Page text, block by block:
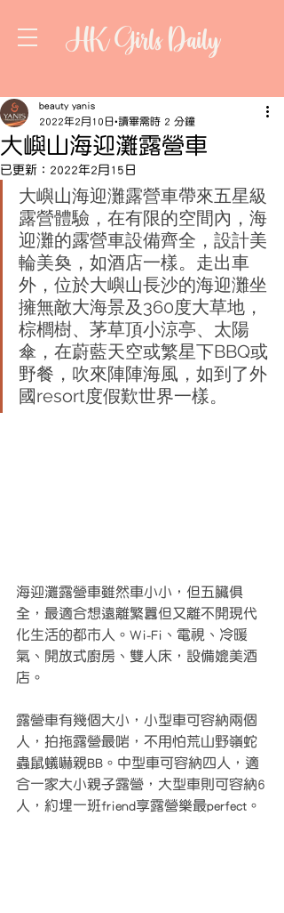
HK Girls Daily
大嶼山海迎灘露營車
beauty yanis
2022年2月10日 讀畢需時 2 分鐘
已更新： 2022年2月15日
大嶼山海迎灘露營車帶來五星級
露營體驗，在有限的空間內，海
迎灘的露營車設備齊全，設計美
輪美奐，如酒店一樣。走出車
外，位於大嶼山長沙的海迎灘坐
擁無敵大海景及360度大草地，
棕櫚樹、茅草頂小涼亭、太陽
傘，在蔚藍天空或繁星下BBQ或
野餐，吹來陣陣海風，如到了外
國resort度假歎世界一樣。
海迎灘露營車雖然車小小，但五臟俱
全，最適合想遠離繁囂但又離不開現代
化生活的都市人。Wi-Fi、電視、冷暖
氣、開放式廚房、雙人床，設備媲美酒
店。
露營車有幾個大小，小型車可容納兩個
人，拍拖露營最啱，不用怕荒山野嶺蛇
蟲鼠蟻嚇親BB。中型車可容納四人，適
合一家大小親子露營，大型車則可容納6
人，約埋一班friend享露營樂最perfect。